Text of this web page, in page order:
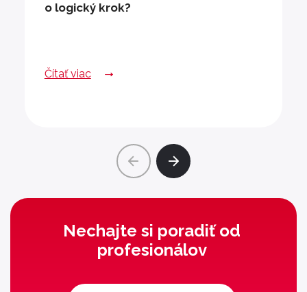
o logický krok?
Čítať viac
Nechajte si poradiť od
profesionálov